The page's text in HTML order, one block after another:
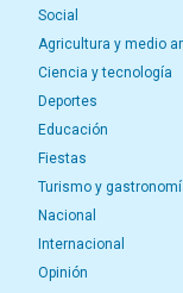
Social
Agricultura y medio
Ciencia y tecnología
Deportes
Educación
Fiestas
Turismo y
Nacional
Internacional
Opinión